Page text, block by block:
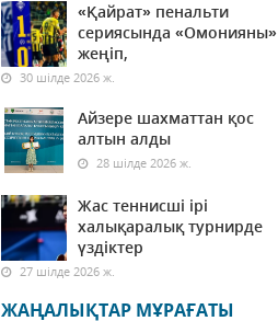
«Қайрат» пенальти
сериясында «Омонияны»
жеңіп,
30 шілде 2026 ж.
Айзере шахматтан қос
алтын алды
28 шілде 2026 ж.
Жас теннисші ірі
халықаралық турнирде
үздіктер
27 шілде 2026 ж.
ЖАҢАЛЫҚТАР МҰРАҒАТЫ